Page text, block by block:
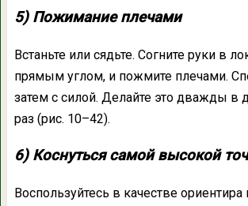
5) Пожимание плечами
Встаньте или сядьте. Согните руки в
прямым углом, и пожмите плечами.
затем с силой. Делайте это дважды в
раз (рис. 10–42).
6) Коснуться самой высокой
Воспользуйтесь в качестве